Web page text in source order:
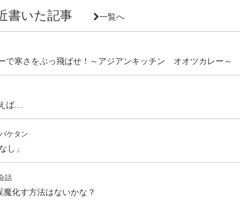
書いた記事 一覧へ
で寒さをぶっ飛ばせ！～アジアンキッチン オオツカレー～
ば…
ケタン
し」
話
化す方法はないかな？